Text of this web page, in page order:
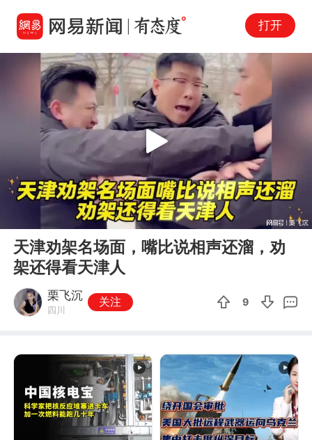
打开
Play
天津劝架名场面，嘴比说相声还溜，劝
架还得看天津人
栗飞沉
四川
关注 9